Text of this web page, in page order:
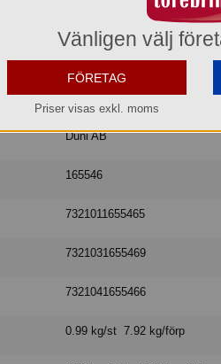
Duni
Servett 3 lager
Duni AB
165546
7321011655465
7321031655469
7321041655466
0.99 kg/st 7.92 kg/förp
Vänligen välj
FÖRETAG
Priser visas exkl. moms